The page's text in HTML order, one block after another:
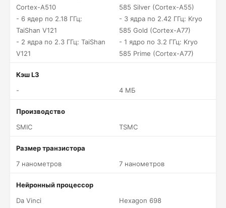
Cortex-A510
- 6 ядер по 2.18 ГГц:
TaiShan V121
- 2 ядра по 2.3 ГГц: TaiShan
V121
585 Silver (Cortex-A55)
- 3 ядра по 2.42 ГГц: Kryo
585 Gold (Cortex-A77)
- 1 ядро по 3.2 ГГц: Kryo
585 Prime (Cortex-A77)
Кэш L3
-
4 МБ
Производство
SMIC
TSMC
Размер транзистора
7 нанометров
7 нанометров
Нейронный процессор
Da Vinci
Hexagon 698